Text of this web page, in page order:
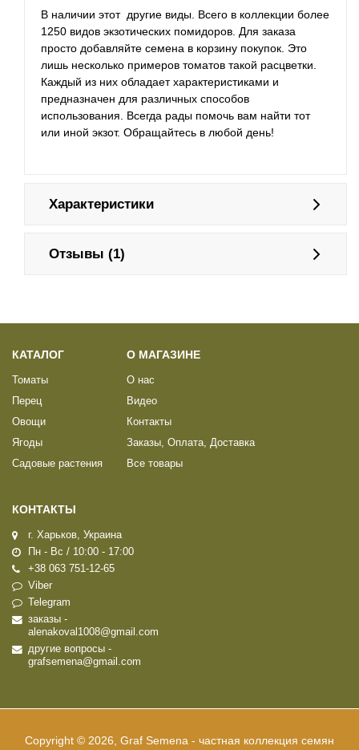
В наличии этот другие виды. Всего в коллекции более
1250 видов экзотических помидоров. Для заказа
просто добавляйте семена в корзину покупок. Это
лишь несколько примеров томатов такой расцветки.
Каждый из них обладает характеристиками и
предназначен для различных способов
использования. Всегда рады помочь вам найти тот
или иной экзот. Обращайтесь в любой день!
Характеристики
Отзывы (1)
КАТАЛОГ
Томаты
Перец
Овощи
Ягоды
Садовые растения
О МАГАЗИНЕ
О нас
Видео
Контакты
Заказы, Оплата, Доставка
Все товары
КОНТАКТЫ
г. Харьков, Украина
Пн - Вс / 10:00 - 17:00
+38 063 751-12-65
Viber
Telegram
заказы -
alenakoval1008@gmail.com
другие вопросы -
grafsemena@gmail.com
Copyright © 2026, Graf Semena - частная коллекция семян